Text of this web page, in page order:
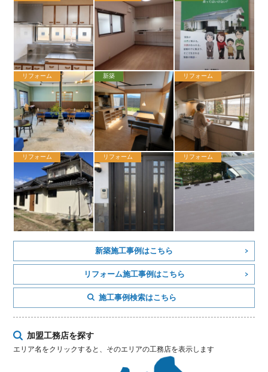
リフォーム 新築 リフォーム
リフォーム リフォーム リフォーム
新築施工事例はこちら
リフォーム施工事例はこちら
施工事例検索はこちら
加盟工務店を探す
エリア名をクリックすると、そのエリアの工務店を表示します